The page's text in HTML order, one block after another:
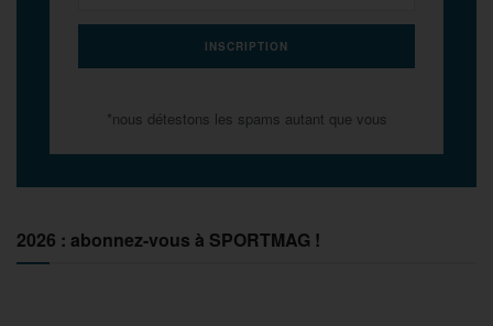
*nous détestons les spams autant que vous
2026 : abonnez-vous à SPORTMAG !